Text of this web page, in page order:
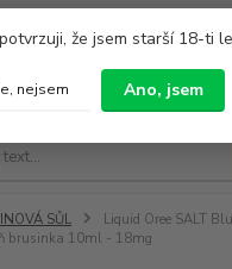
že jsem starší 18-ti
nejsem Ano, jsem
- 14:00
SŮL
Liquid Oree SALT
brusinka 10ml - 18mg